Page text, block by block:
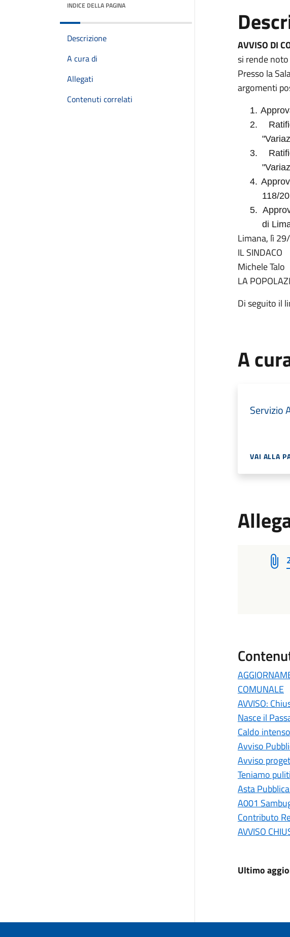
INDICE DELLA PAGINA
Descrizione
A cura di
Allegati
Contenuti correlati
AVVISO DI
si rende
Presso la
argomenti
1.
2.
3.
4.
118/
5.
di
Limana, lì
IL SINDACO
Michele Talo
LA
Di seguito il
A
Servizio
VAI ALLA
COMUNALE
AVVISO:
Nasce il
Caldo
Avviso
Avviso
Teniamo
Asta
A001
Contributo
AVVISO
Ultimo